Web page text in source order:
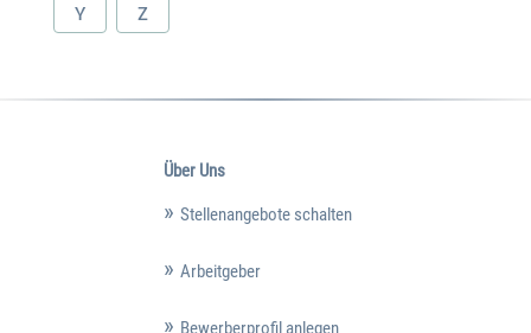
Y Z
Über Uns
Stellenangebote schalten
Arbeitgeber
Bewerberprofil anlegen